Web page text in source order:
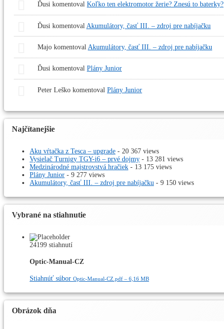
Ďusikomentoval Koľko ten elektromotor žerie? Znesú to baterky?
Ďusi komentoval Akumulátory, časť III. – zdroj pre nabíjačku
Majokomentoval Akumulátory, časť III. – zdroj pre nabíjačku
Ďusikomentoval Plány Junior
Peter Leškokomentoval Plány Junior
Najčítanejšie
Aku vŕtačka z Tesca – upgrade - 20 367 views
Vysielač Turnigy TGY-i6 – prvé dojmy - 13 281 views
Medzinárodné majstrovstvá hračiek - 13 175 views
Plány Junior - 9 277 views
Akumulátory, časť III. – zdroj pre nabíjačku - 9 150 views
Vybrané na stiahnutie
24199 stiahnutí
Optic-Manual-CZ
Stiahnúť súbor Optic-Manual-CZ.pdf – 6,16 MB
Obrázok dňa